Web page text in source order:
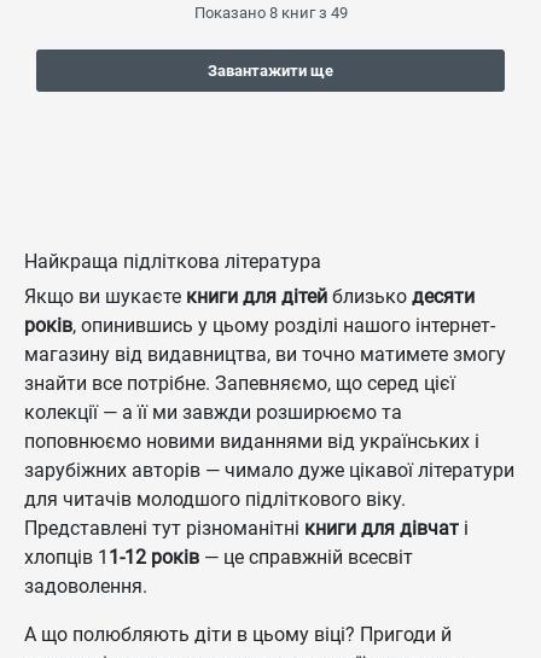
Показано 8книг з 49
Завантажити ще
Найкраща підліткова література
Якщо ви шукаєте книги для дітей близько десяти
років, опинившись у цьому розділі нашого інтернет-
магазину від видавництва, ви точно матимете змогу
знайти все потрібне. Запевняємо, що серед цієї
колекції — а її ми завжди розширюємо та
поповнюємо новими виданнями від українських і
зарубіжних авторів — чимало дуже цікавої літератури
для читачів молодшого підліткового віку.
Представлені тут різноманітні книги для дівчат і
хлопців 1 1-12 років — це справжній всесвіт
задоволення.
А що полюбляють діти в цьому віці? Пригоди й